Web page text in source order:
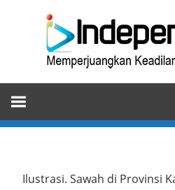
Memperjuangkan
Keadilan
dan
Ilustrasi. Sawah di Provinsi